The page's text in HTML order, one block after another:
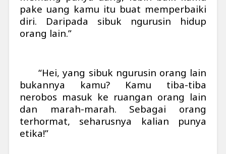
pake uang kamu itu buat memperbaiki
diri. Daripada sibuk ngurusin hidup
orang lain.”
“Hei, yang sibuk ngurusin orang lain
bukannya kamu? Kamu tiba-tiba
nerobos masuk ke ruangan orang lain
dan marah-marah. Sebagai orang
terhormat, seharusnya kalian punya
etika!”